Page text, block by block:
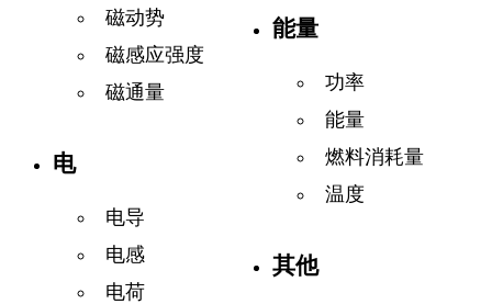
磁动势
磁感应强度
磁通量
电
电导
电感
电荷
能量
功率
能量
燃料消耗量
温度
其他